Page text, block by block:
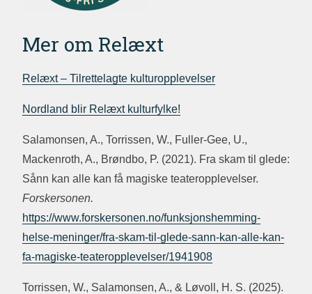
Mer om Relæxt
Relæxt – Tilrettelagte kultur­opplevelser
Nordland blir Relæxt kulturfylke!
Salamonsen, A., Torrissen, W., Fuller-Gee, U.,
Mackenroth, A., Brøndbo, P. (2021). Fra skam til glede:
Sånn kan alle kan få magiske teateropplevelser.
Forskersonen.
https://www.forskersonen.no/funksjonshemming-
helse-meninger/fra-skam-til-glede-sann-kan-alle-kan-
fa-magiske-teateropplevelser/1941908
Torrissen, W., Salamonsen, A., & Løvoll, H. S. (2025).